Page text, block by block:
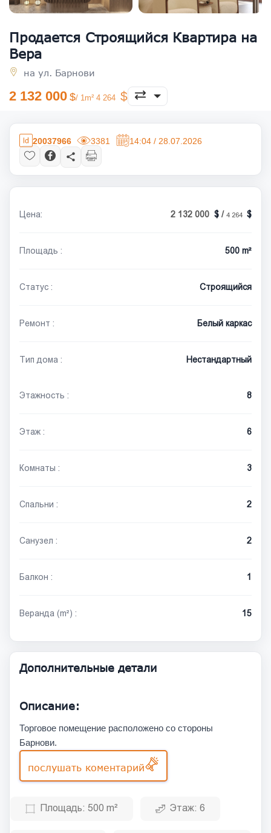
Продается Строящийся Квартира на
Вера
на ул. Барнови
2 132 000 / 1m² 4 264
20037966 3381 14:04 / 28.07.2026
Цена: 2 132 000 / 4 264
Площадь : 500 m²
Статус : Строящийся
Ремонт : Белый каркас
Тип дома : Нестандартный
Этажность : 8
Этаж : 6
Комнаты : 3
Спальни : 2
Санузел : 2
Балкон : 1
Веранда (m²) : 15
Дополнительные детали
Описание:
Торговое помещение расположено со стороны
Барнови.
послушать коментарий
Площадь: 500 m² Этаж: 6